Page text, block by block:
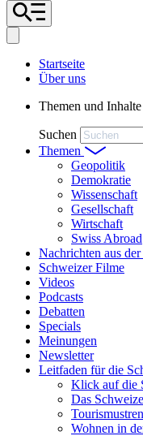
Startseite
Über uns
Themen und
Suchen
Themen
Geopolitik
Demokratie
Wissenschaft
Gesellschaft
Wirtschaft
Swiss Abroad
Nachrichten aus
Schweizer Filme
Videos
Podcasts
Debatten
Specials
Meinungen
Newsletter
Leitfaden für die
Klick auf die
Das
Wohnen in